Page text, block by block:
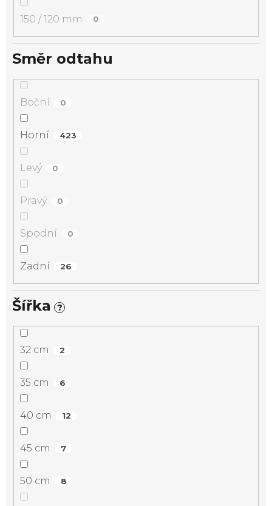
150 / 120 mm 0
Směr odtahu
Boční 0
Horní 423
Levý 0
Pravý 0
Spodní 0
Zadní 26
Šířka ?
32 cm 2
35 cm 6
40 cm 12
45 cm 7
50 cm 8